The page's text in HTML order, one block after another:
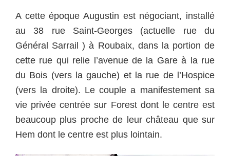
A cette époque Augustin est négociant, installé
au 38 rue Saint-Georges (actuelle rue du
Général Sarrail ) à Roubaix, dans la portion de
cette rue qui relie l’avenue de la Gare à la rue
du Bois (vers la gauche) et la rue de l’Hospice
(vers la droite). Le couple a manifestement sa
vie privée centrée sur Forest dont le centre est
beaucoup plus proche de leur château que sur
Hem dont le centre est plus lointain.